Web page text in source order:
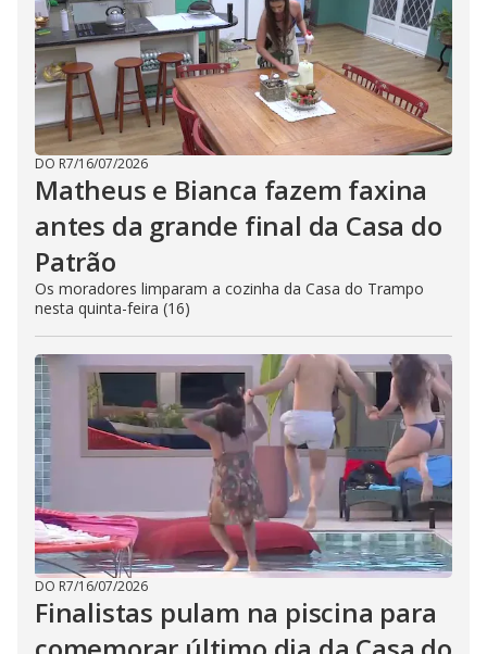
DO R7/16/07/2026
Matheus e Bianca fazem faxina
antes da grande final da Casa do
Patrão
Os moradores limparam a cozinha da Casa do Trampo
nesta quinta-feira (16)
DO R7/16/07/2026
Finalistas pulam na piscina para